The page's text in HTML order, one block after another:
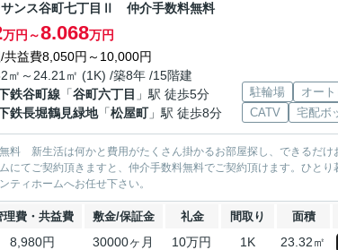
サンス谷町七丁目Ⅱ 仲介手数料無料
万円～8.068万円
共益費8,050円～10,000円
㎡～24.21㎡ (1K) /築8年 /15階建
鉄谷町線 「谷町六丁目 」駅 徒歩5分
鉄長堀鶴見緑地「松屋町」駅 徒歩8分
駐輪場 オー
CATV
宅配ボ
料 新生活は何かと費用がたくさん掛かるお部屋探し、できるだけ
にてご契約頂きますと、仲介手数料無料でご契約頂けます。ひと
ティホームへお任せ下さい。
理費・共益費 敷金/保証金 礼金 間取り 面積
8,980円 30000ヶ月 10万円 1K 23.32㎡